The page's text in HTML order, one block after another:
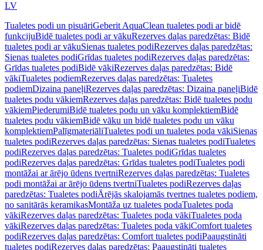
LV
Tualetes podi un pisuāriGeberit AquaClean tualetes podi ar bidē
funkcijuBidē tualetes podi ar vākuRezerves daļas paredzētas: Bidē
tualetes podi ar vākuSienas tualetes podiRezerves daļas paredzētas:
Sienas tualetes podiGrīdas tualetes podiRezerves daļas paredzētas:
Grīdas tualetes podiBidē vākiRezerves daļas paredzētas: Bidē
vākiTualetes podiemRezerves daļas paredzētas: Tualetes
podiemDizaina paneļiRezerves daļas paredzētas: Dizaina paneļiBidē
tualetes podu vākiemRezerves daļas paredzētas: Bidē tualetes podu
vākiemPiederumiBidē tualetes podu un vāku komplektiemBidē
tualetes podu vākiemBidē vāku un bidē tualetes podu un vāku
komplektiemPalīgmateriāliTualetes podi un tualetes poda vākiSienas
tualetes podiRezerves daļas paredzētas: Sienas tualetes podiTualetes
podiRezerves daļas paredzētas: Tualetes podiGrīdas tualetes
podiRezerves daļas paredzētas: Grīdas tualetes podiTualetes podi
montāžai ar ārējo ūdens tvertniRezerves daļas paredzētas: Tualetes
podi montāžai ar ārējo ūdens tvertniTualetes podiRezerves daļas
paredzētas: Tualetes podiĀrējās skalojamās tvertnes tualetes podiem,
no sanitārās keramikasMontāža uz tualetes podaTualetes poda
vākiRezerves daļas paredzētas: Tualetes poda vākiTualetes poda
vākiRezerves daļas paredzētas: Tualetes poda vākiComfort tualetes
podiRezerves daļas paredzētas: Comfort tualetes podiPaaugstināti
tualetes podiRezerves daļas paredzētas: Paaugstināti tualetes